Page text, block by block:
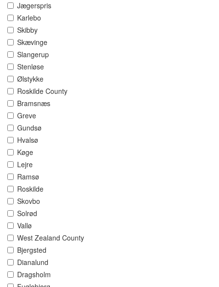
Jægerspris
Karlebo
Skibby
Skævinge
Slangerup
Stenløse
Ølstykke
Roskilde County
Bramsnæs
Greve
Gundsø
Hvalsø
Køge
Lejre
Ramsø
Roskilde
Skovbo
Solrød
Vallø
West Zealand County
Bjergsted
Dianalund
Dragsholm